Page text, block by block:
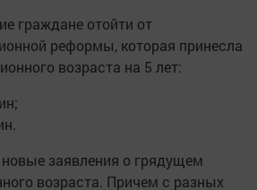
граждане отойти от
реформы, которая принесла
возраста на 5 лет:
заявления о грядущем
возраста. Причем с разных